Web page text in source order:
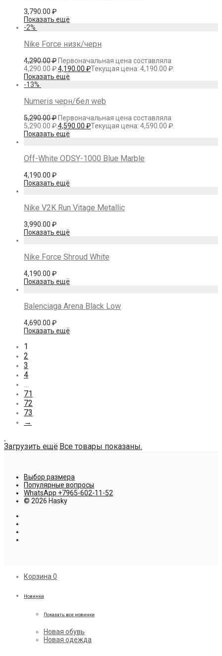
3,790.00 ₽
Показать ещё
-2%
Nike Force низк/черн
4,290.00₽ Первоначальная цена составляла
4,290.00 ₽.4,190.00 ₽Текущая цена: 4,190.00 ₽.
Показать ещё
-13%
Numeris черн/бел web
5,290.00₽ Первоначальная цена составляла
5,290.00 ₽.4,590.00 ₽Текущая цена: 4,590.00 ₽.
Показать ещё
Off-White ODSY-1000 Blue Marble
4,190.00 ₽
Показать ещё
Nike V2K Run Vitage Metallic
3,990.00 ₽
Показать ещё
Nike Force Shroud White
4,190.00 ₽
Показать ещё
Balenciaga Arena Black Low
4,690.00 ₽
Показать ещё
1
2
3
4
…
71
72
73
→
Загрузить ещё Все товары показаны.
Выбор размера
Популярные вопросы
WhatsApp +7965-602-11-52
© 2026 Hasky
Корзина 0
Новинки
Показать все новинки
Новая обувь
Новая одежда